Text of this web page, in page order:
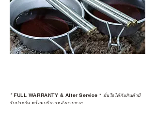
*FULL WARRANTY & After Service * มั่นใจได้กับสินค้ามี
รับประกัน พร้อมบริการหลังการขาย